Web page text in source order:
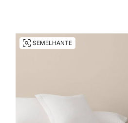
SEMELHANTE